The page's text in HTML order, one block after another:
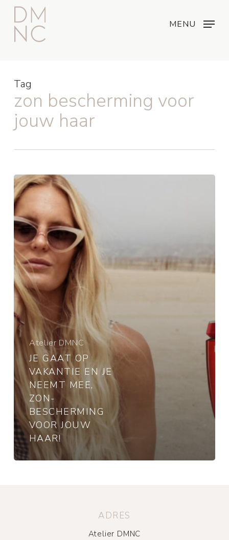
Skip
main
content
MENU
Tag
zon bescherming voor
jouw haar
Je
gaat
op
vakantie
en
je
neemt
mee,
zon-
bescherming
voor
jouw
haar!
Atelier DMNC
JE GAAT OP
VAKANTIE EN JE
NEEMT MEE,
ZON-
BESCHERMING
VOOR JOUW
HAAR!
ADRES
Atelier DMNC